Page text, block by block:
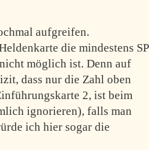
aufgreifen.
die mindestens SP
möglich ist. Denn auf
dass nur die Zahl oben
2, ist beim
ignorieren), falls man
ich hier sogar die